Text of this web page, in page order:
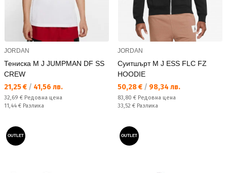
JORDAN
Тениска M J JUMPMAN DF SS
CREW
Текуща цена:
21,25 € / 41,56 лв.
Редовна цена:
32,69 € Редовна цена
Спестявате:
11,44 € Разлика
JORDAN
Суитшърт M J ESS FLC FZ
HOODIE
Текуща цена:
50,28 € / 98,34 лв.
Редовна цена:
83,80 € Редовна цена
Спестявате:
33,52 € Разлика
OUTLET OUTLET